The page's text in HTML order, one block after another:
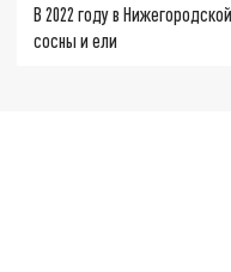
В 2022 году в
сосны и ели